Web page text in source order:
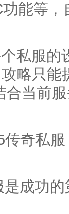
能等
私服的
略只能
合当前
奇私
成功